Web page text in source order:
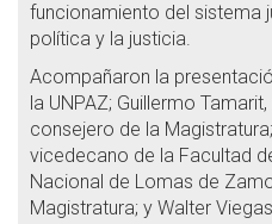
funcionamiento del sistema
política y la justicia.
Acompañaron la
la UNPAZ; Guillermo
consejero de la
vicedecano de la Facultad
Nacional de Lomas de
Magistratura; y Walter